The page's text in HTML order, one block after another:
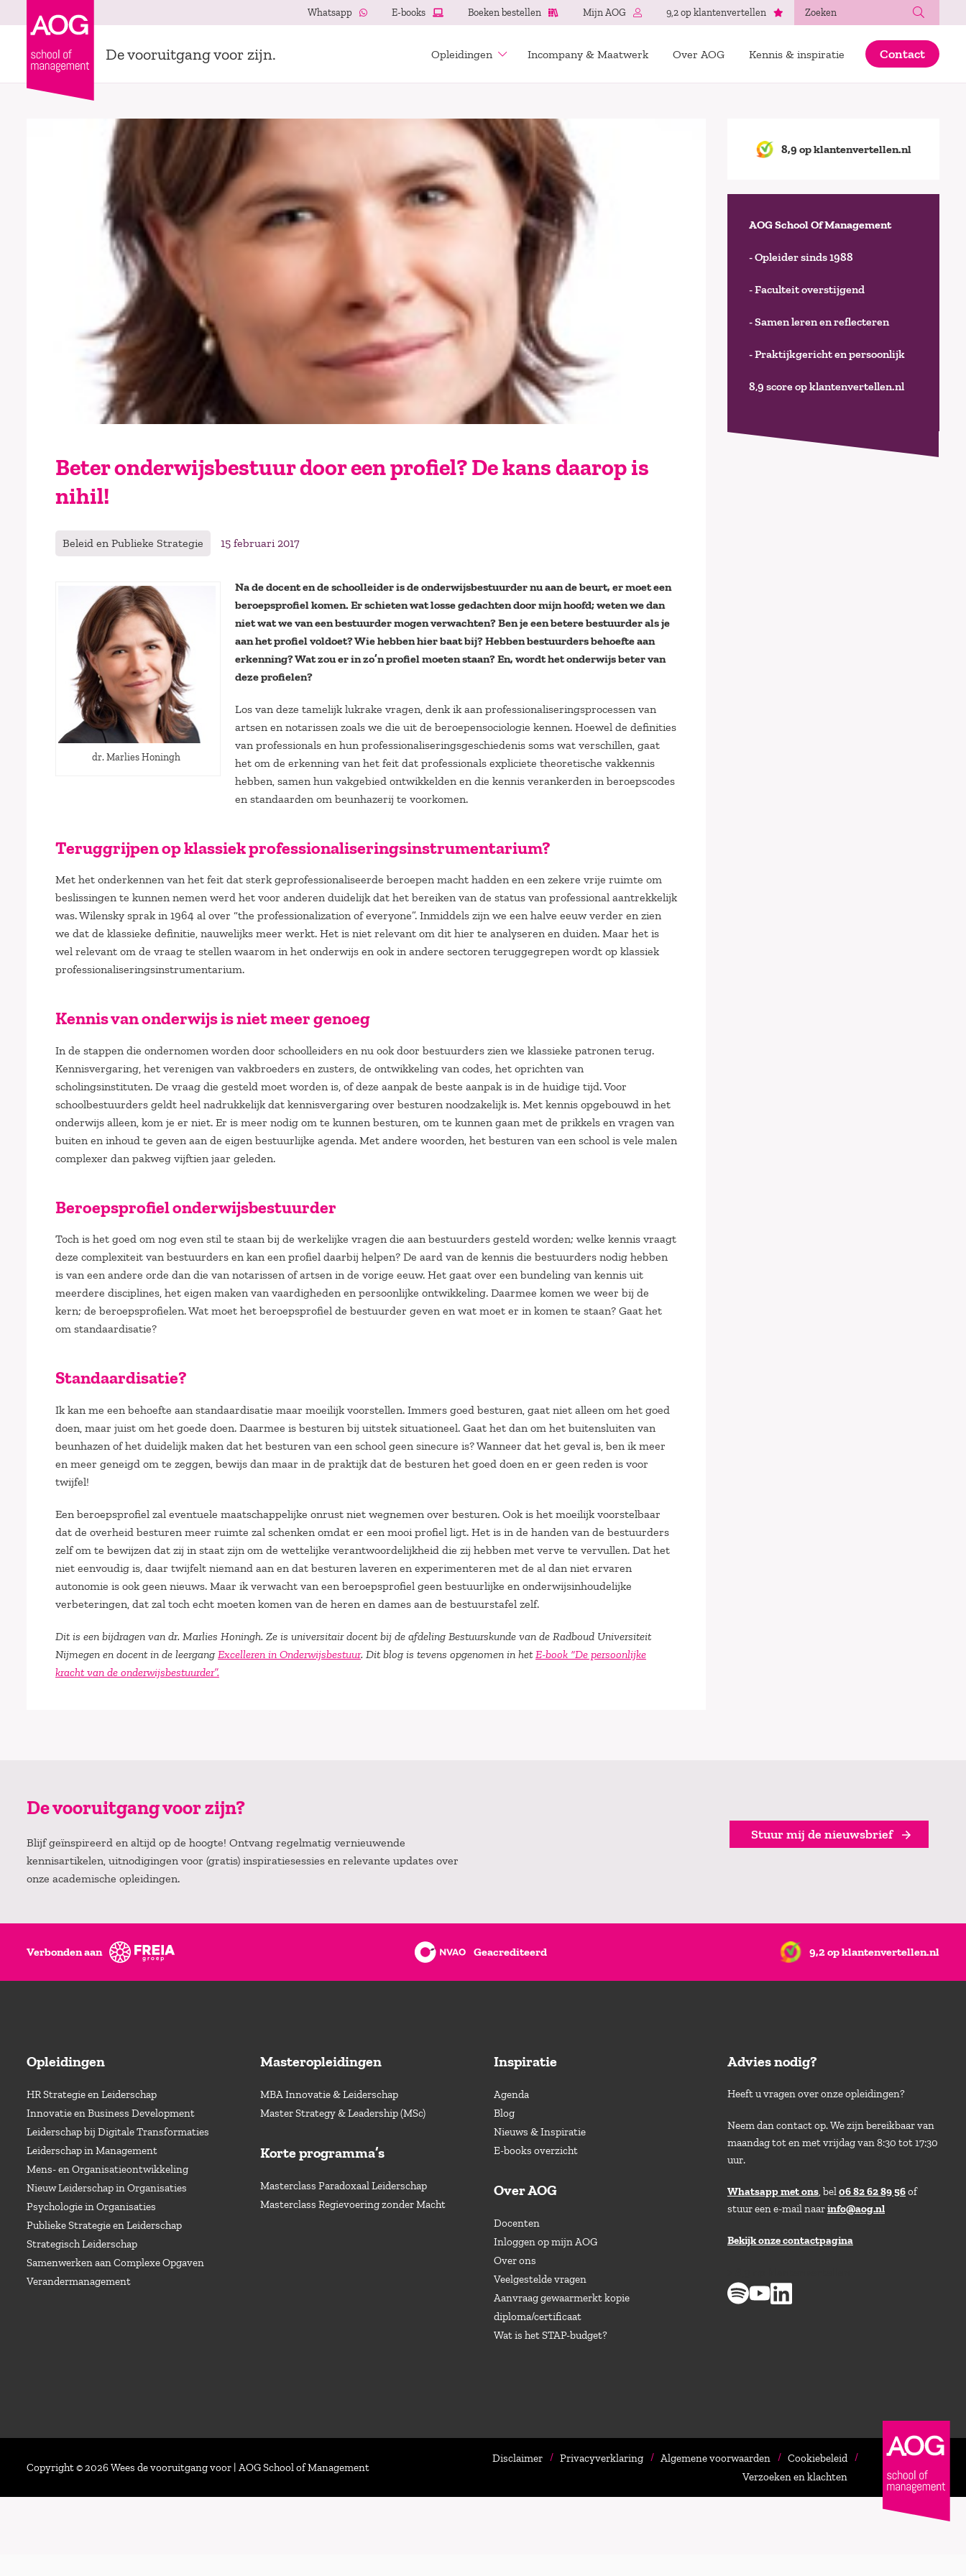
Whatsapp E-books Boeken bestellen Mijn AOG 9,2 op klantenvertellen
De vooruitgang voor zijn. Opleidingen Incompany & Maatwerk Over AOG Kennis & inspiratie Contact
Beter onderwijsbestuur door een profiel? De kans daarop is
nihil!
Beleid en Publieke Strategie 15 februari 2017
dr. Marlies Honingh
Na de docent en de schoolleider is de onderwijsbestuurder nu aan de beurt, er moet een
beroepsprofiel komen. Er schieten wat losse gedachten door mijn hoofd; weten we dan
niet wat we van een bestuurder mogen verwachten? Ben je een betere bestuurder als je
aan het profiel voldoet? Wie hebben hier baat bij? Hebben bestuurders behoefte aan
erkenning? Wat zou er in zo’n profiel moeten staan? En, wordt het onderwijs beter van
deze profielen?
Los van deze tamelijk lukrake vragen, denk ik aan professionaliseringsprocessen van
artsen en notarissen zoals we die uit de beroepensociologie kennen. Hoewel de definities
van professionals en hun professionaliseringsgeschiedenis soms wat verschillen, gaat
het om de erkenning van het feit dat professionals expliciete theoretische vakkennis
hebben, samen hun vakgebied ontwikkelden en die kennis verankerden in beroepscodes
en standaarden om beunhazerij te voorkomen.
Teruggrijpen op klassiek professionaliseringsinstrumentarium?
Met het onderkennen van het feit dat sterk geprofessionaliseerde beroepen macht hadden en een zekere vrije ruimte om
beslissingen te kunnen nemen werd het voor anderen duidelijk dat het bereiken van de status van professional aantrekkelijk
was. Wilensky sprak in 1964 al over “the professionalization of everyone”. Inmiddels zijn we een halve eeuw verder en zien
we dat de klassieke definitie, nauwelijks meer werkt. Het is niet relevant om dit hier te analyseren en duiden. Maar het is
wel relevant om de vraag te stellen waarom in het onderwijs en ook in andere sectoren teruggegrepen wordt op klassiek
professionaliseringsinstrumentarium.
Kennis van onderwijs is niet meer genoeg
In de stappen die ondernomen worden door schoolleiders en nu ook door bestuurders zien we klassieke patronen terug.
Kennisvergaring, het verenigen van vakbroeders en zusters, de ontwikkeling van codes, het oprichten van
scholingsinstituten. De vraag die gesteld moet worden is, of deze aanpak de beste aanpak is in de huidige tijd. Voor
schoolbestuurders geldt heel nadrukkelijk dat kennisvergaring over besturen noodzakelijk is. Met kennis opgebouwd in het
onderwijs alleen, kom je er niet. Er is meer nodig om te kunnen besturen, om te kunnen gaan met de prikkels en vragen van
buiten en inhoud te geven aan de eigen bestuurlijke agenda. Met andere woorden, het besturen van een school is vele malen
complexer dan pakweg vijftien jaar geleden.
Beroepsprofiel onderwijsbestuurder
Toch is het goed om nog even stil te staan bij de werkelijke vragen die aan bestuurders gesteld worden; welke kennis vraagt
deze complexiteit van bestuurders en kan een profiel daarbij helpen? De aard van de kennis die bestuurders nodig hebben
is van een andere orde dan die van notarissen of artsen in de vorige eeuw. Het gaat over een bundeling van kennis uit
meerdere disciplines, het eigen maken van vaardigheden en persoonlijke ontwikkeling. Daarmee komen we weer bij de
kern; de beroepsprofielen. Wat moet het beroepsprofiel de bestuurder geven en wat moet er in komen te staan? Gaat het
om standaardisatie?
Standaardisatie?
Ik kan me een behoefte aan standaardisatie maar moeilijk voorstellen. Immers goed besturen, gaat niet alleen om het goed
doen, maar juist om het goede doen. Daarmee is besturen bij uitstek situationeel. Gaat het dan om het buitensluiten van
beunhazen of het duidelijk maken dat het besturen van een school geen sinecure is? Wanneer dat het geval is, ben ik meer
en meer geneigd om te zeggen, bewijs dan maar in de praktijk dat de besturen het goed doen en er geen reden is voor
twijfel!
Een beroepsprofiel zal eventuele maatschappelijke onrust niet wegnemen over besturen. Ook is het moeilijk voorstelbaar
dat de overheid besturen meer ruimte zal schenken omdat er een mooi profiel ligt. Het is in de handen van de bestuurders
zelf om te bewijzen dat zij in staat zijn om de wettelijke verantwoordelijkheid die zij hebben met verve te vervullen. Dat het
niet eenvoudig is, daar twijfelt niemand aan en dat besturen laveren en experimenteren met de al dan niet ervaren
autonomie is ook geen nieuws. Maar ik verwacht van een beroepsprofiel geen bestuurlijke en onderwijsinhoudelijke
verbeteringen, dat zal toch echt moeten komen van de heren en dames aan de bestuurstafel zelf.
Dit is een bijdragen van dr. Marlies Honingh. Ze is universitair docent bij de afdeling Bestuurskunde van de Radboud Universiteit
Nijmegen en docent in de leergangExcelleren in Onderwijsbestuur. Dit blog is tevens opgenomen in het E-book “De persoonlijke
kracht van de onderwijsbestuurder”.
8,9 op klantenvertellen.nl
AOG School Of Management
- Opleider sinds 1988
- Faculteit overstijgend
- Samen leren en reflecteren
- Praktijkgericht en persoonlijk
8,9 score op klantenvertellen.nl
De vooruitgang voor zijn?
Blijf geïnspireerd en altijd op de hoogte! Ontvang regelmatig vernieuwende
kennisartikelen, uitnodigingen voor (gratis) inspiratiesessies en relevante updates over
onze academische opleidingen.
Stuur mij de nieuwsbrief
Verbonden aan Geacrediteerd 9,2 op klantenvertellen.nl
Opleidingen
HR Strategie en Leiderschap
Innovatie en Business Development
Leiderschap bij Digitale Transformaties
Leiderschap in Management
Mens- en Organisatieontwikkeling
Nieuw Leiderschap in Organisaties
Psychologie in Organisaties
Publieke Strategie en Leiderschap
Strategisch Leiderschap
Samenwerken aan Complexe Opgaven
Verandermanagement
Masteropleidingen
MBA Innovatie & Leiderschap
Master Strategy & Leadership (MSc)
Korte programma’s
Masterclass Paradoxaal Leiderschap
Masterclass Regievoering zonder Macht
Inspiratie
Agenda
Blog
Nieuws & Inspiratie
E-books overzicht
Over AOG
Docenten
Inloggen op mijn AOG
Over ons
Veelgestelde vragen
Aanvraag gewaarmerkt kopie
diploma/certificaat
Wat is het STAP-budget?
Advies nodig?
Heeft u vragen over onze opleidingen?
Neem dan contact op. We zijn bereikbaar van
maandag tot en met vrijdag van 8:30 tot 17:30
uur.
Whatsapp met ons , bel 06 82 62 89 56of
stuur een e-mail naarinfo@aog.nl
Bekijk onze contactpagina
Copyright © 2026 Wees de vooruitgang voor | AOG School of Management
Disclaimer Privacyverklaring Algemene voorwaarden
Cookiebeleid
Verzoeken en klachten